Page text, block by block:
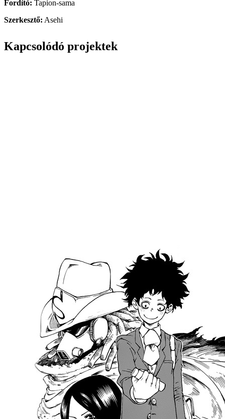
Fordító: Tapion-sama
Szerkesztő: Asehi
Kapcsolódó projektek